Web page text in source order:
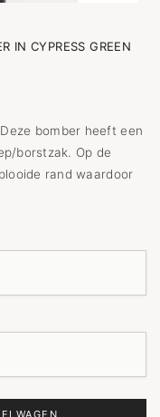
IN CYPRESS GREEN
bomber heeft een
borstzak. Op de
rand waardoor